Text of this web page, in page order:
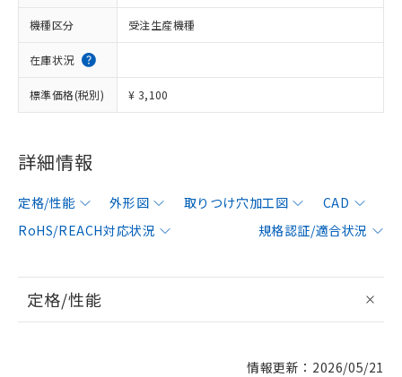
機種区分 受注生産機種
在庫状況
標準価格(税別) ¥ 3,100
詳細情報
定格/性能 外形図 取りつけ穴加工図
CAD
RoHS/REACH対応状況
規格認証/適合状況
定格/性能
情報更新：2026/05/21